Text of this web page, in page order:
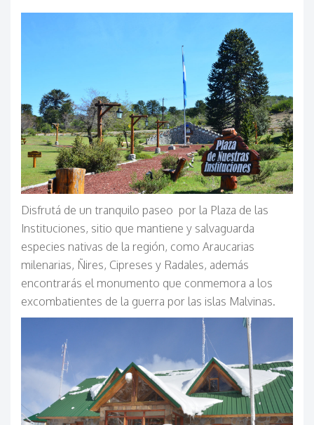
Disfrutá de un tranquilo paseo por la Plaza de las
Instituciones, sitio que mantiene y salvaguarda
especies nativas de la región, como Araucarias
milenarias, Ñires, Cipreses y Radales, además
encontrarás el monumento que conmemora a los
excombatientes de la guerra por las islas Malvinas.